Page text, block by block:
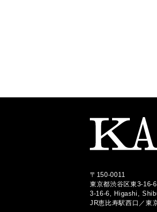
〒150-0011
東京都渋谷区東3-16-6
3-16-6, Higashi,
JR恵比寿駅西口 ／ 東